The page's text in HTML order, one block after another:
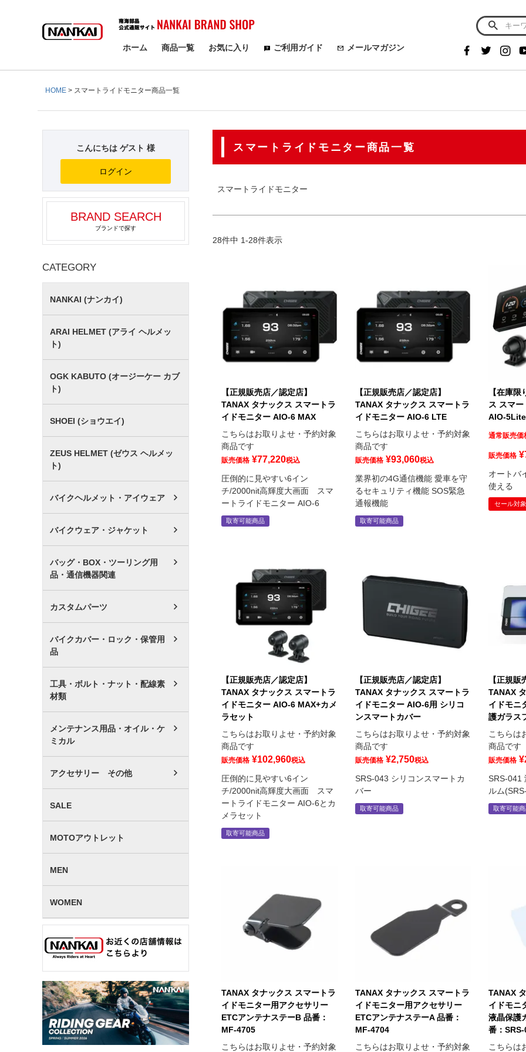
検索
ホーム 商品一覧 お気に入り ご利用ガイド メールマガジン
HOME スマートライドモニター商品一覧
こんにちは ゲスト 様
ログイン
BRAND SEARCH
ブランドで探す
CATEGORY
NANKAI (ナンカイ)
ARAI HELMET (アライ ヘルメッ
ト)
OGK KABUTO (オージーケー カブ
ト)
SHOEI (ショウエイ)
ZEUS HELMET (ゼウス ヘルメッ
ト)
バイクヘルメット・アイウェア
バイクウェア・ジャケット
バッグ・BOX・ツーリング用
品・通信機器関連
カスタムパーツ
バイクカバー・ロック・保管用
品
工具・ボルト・ナット・配線素
材類
メンテナンス用品・オイル・ケ
ミカル
アクセサリー その他
SALE
MOTOアウトレット
MEN
WOMEN
スマートライドモニター商品一覧
スマートライドモニター
商品タグ
オールシーズン
ホワイト
レッド ブルー ブラック グレー
予約商品
並び順
28件中 1-28件表示
【正規販売店／認定店】
TANAX タナックス スマートラ
イドモニター AIO-6 MAX
こちらはお取りよせ・予約対象
商品です
販売価格 ¥77,220税込
圧倒的に見やすい6イン
チ/2000nit高輝度大画面 スマ
ートライドモニター AIO-6
取寄可能商品
【正規販売店／認定店】
TANAX タナックス スマートラ
イドモニター AIO-6 LTE
こちらはお取りよせ・予約対象
商品です
販売価格 ¥93,060税込
業界初の4G通信機能 愛車を守
るセキュリティ機能 SOS緊急
通報機能
取寄可能商品
【在庫
ス スマ
AIO-
通常販売価
販売価格 ¥
オートバ
使える
セール対象
【正規販売店／認定店】
TANAX タナックス スマートラ
イドモニター AIO-6 MAX+カメ
ラセット
こちらはお取りよせ・予約対象
商品です
販売価格 ¥102,960税込
圧倒的に見やすい6イン
チ/2000nit高輝度大画面 スマ
ートライドモニター AIO-6とカ
メラセット
取寄可能商品
【正規販売店／認定店】
TANAX タナックス スマートラ
イドモニター AIO-6用 シリコ
ンスマートカバー
こちらはお取りよせ・予約対象
商品です
販売価格 ¥2,750税込
SRS-043 シリコンスマートカ
バー
取寄可能商品
【正規
TANAX
イドモニ
護ガラス
こちらは
商品です
販売価格 ¥
SRS-041
ルム
取寄可能
TANAX タナックス スマートラ
イドモニター用アクセサリー
ETCアンテナステーB 品番：
MF-4705
こちらはお取りよせ・予約対象
TANAX タナックス スマートラ
イドモニター用アクセサリー
ETCアンテナステーA 品番：
MF-4704
こちらはお取りよせ・予約対象
TANAX
イドモニ
液晶保護
番：
こちらは